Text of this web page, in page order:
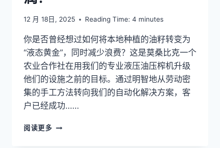
12 月 18日, 2025 Reading Time: 4 minutes
你是否曾经想过如何将本地种植的油籽转变为
“液态黄金”，同时减少浪费？这是莫桑比克一个
农业合作社在用我们的专业液压油压榨机升级
他们的设施之前的目标。通过明智地从劳动密
集的手工方法转向我们的自动化解决方案，客
户已经成功……
阅读更多 我